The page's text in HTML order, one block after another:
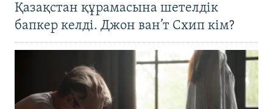
Қазақстан құрамасына шетелдік
бапкер келді. Джон ван’т Схип кім?